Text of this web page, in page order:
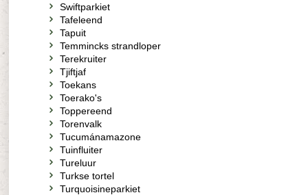
Swiftparkiet
Tafeleend
Tapuit
Temmincks strandloper
Terekruiter
Tjiftjaf
Toekans
Toerako's
Toppereend
Torenvalk
Tucumánamazone
Tuinfluiter
Tureluur
Turkse tortel
Turquoisineparkiet